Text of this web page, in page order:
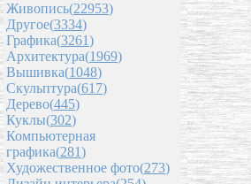
Живопись(22953)
Другое(3334)
Графика(3261)
Архитектура(1969)
Вышивка(1048)
Скульптура(617)
Дерево(445)
Куклы(302)
Компьютерная
графика(281)
Художественное фото(273)